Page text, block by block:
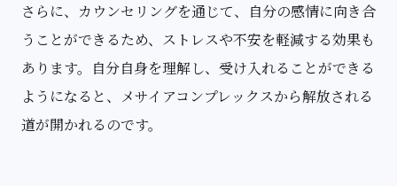
さらに、カウンセリングを通じて、自分の感情に向き合
うことができるため、ストレスや不安を軽減する効果も
あります。自分自身を理解し、受け入れることができる
ようになると、メサイアコンプレックスから解放される
道が開かれるのです。